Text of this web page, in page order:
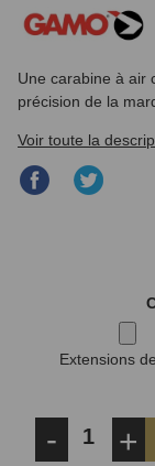
Une carabine à air
précision de la
Voir toute la
Partager
Extensions
- +